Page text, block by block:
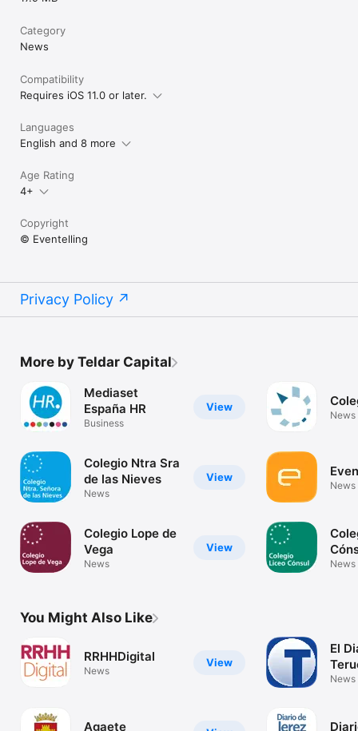
Category
News
Compatibility
Requires iOS 11.0 or later.
Languages
English and 8 more
Age Rating
4+
Copyright
© Eventelling
Privacy Policy
More by Teldar Capital
View
Mediaset
España HR
Business
View
Colegio Ntra Sra
de las Nieves
News
View
Colegio Lope de
Vega
News
News
News
News
You Might Also Like
View
RRHHDigital
News
Agaete
El
News